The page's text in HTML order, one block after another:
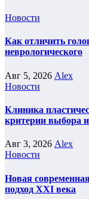
Новости
Как отличить
неврологического
Авг 5, 2026 Alex
Новости
Клиника
критерии выбора и
Авг 3, 2026 Alex
Новости
Новая
подход XXI века